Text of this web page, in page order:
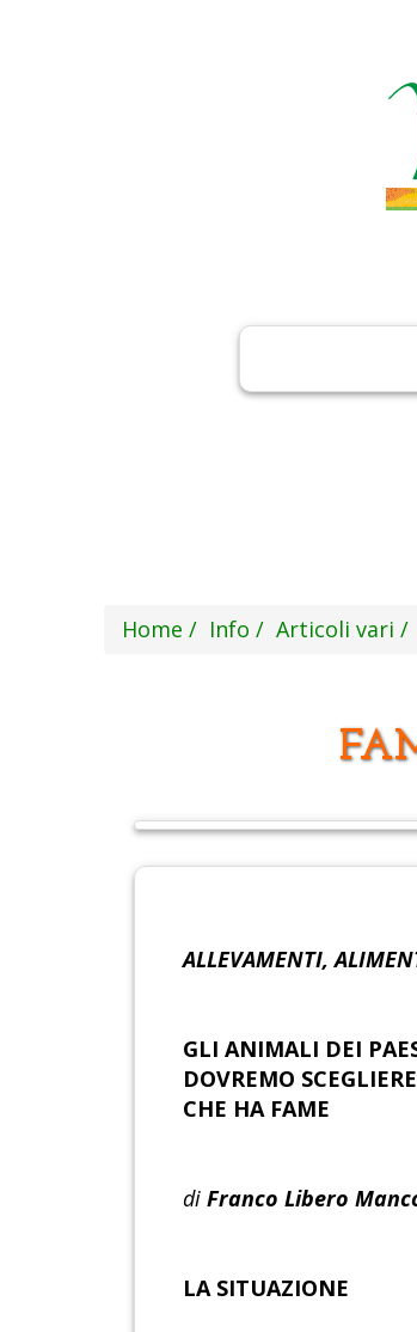
Home Info Articoli vari
ALLEVAMENTI,
GLI ANIMALI DEI
DOVREMO
CHE HA FAME
di Franco Libero
LA SITUAZIONE